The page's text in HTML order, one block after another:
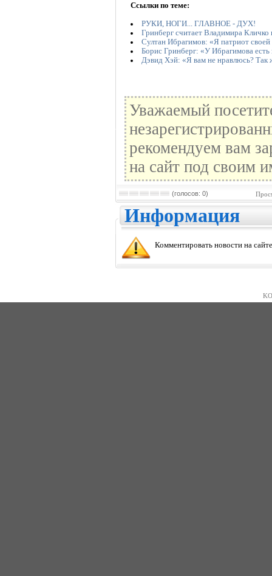
Ссылки по теме:
РУКИ, НОГИ... ГЛАВНОЕ - ДУХ!
Гринберг считает Владимира Кличко
Султан Ибрагимов: «Я патриот
Борис Гринберг: «У Ибрагимова
Дэвид Хэй: «Я вам не нравлюсь? Так
Уважаемый
рекомендуем вам
на сайт под своим
(голосов: 0)
Информация
Комментировать новости на